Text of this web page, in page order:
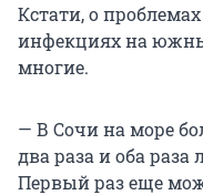
Кстати, о
инфекциях на
многие.
— В Сочи на море
два раза и оба
Первый раз еще